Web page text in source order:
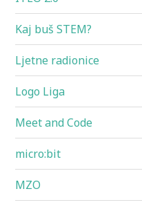
Kaj buš STEM?
Ljetne radionice
Logo Liga
Meet and Code
micro:bit
MZO